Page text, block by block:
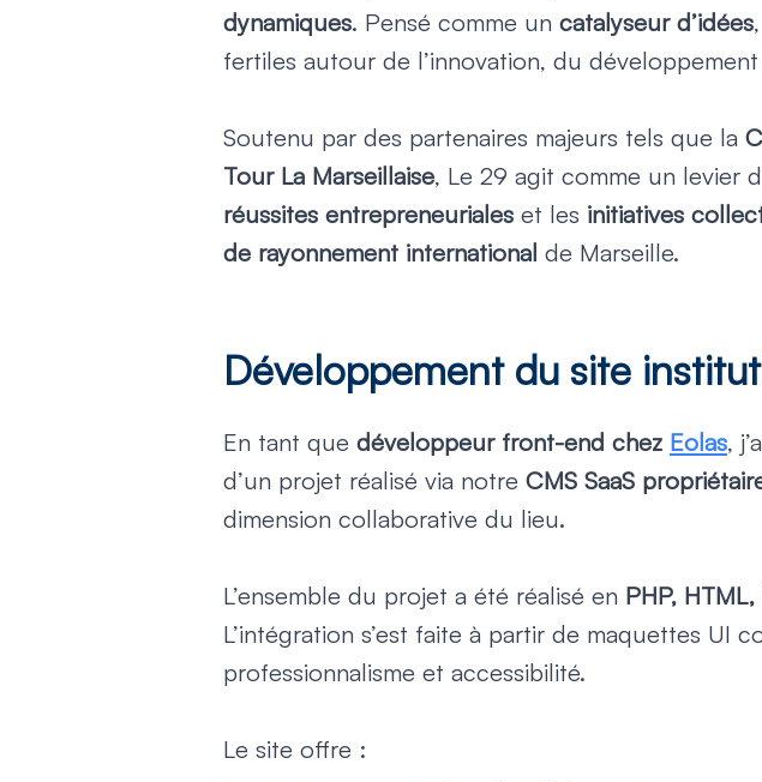
dynamiques. Pensé comme un catalyseur d’idées
fertiles autour de l’innovation, du
Soutenu par des partenaires majeurs tels que la
Tour La Marseillaise, Le 29 agit comme un levier
réussites entrepreneuriales et les initiatives
de rayonnement international de Marseille.
Développement du site
En tant que développeur front-end chez Eolas,
d’un projet réalisé via notre CMS SaaS
dimension collaborative du lieu.
L’ensemble du projet a été réalisé en PHP, HTML,
L’intégration s’est faite à partir de maquettes UI
professionnalisme et accessibilité.
Le site offre :